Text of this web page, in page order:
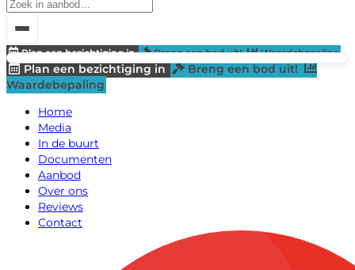
Plan een bezichtiging in Breng een bod uit! Waardebepaling
Plan een bezichtiging in
Breng een bod uit!
Waardebepaling
Home
Media
In de buurt
Documenten
Aanbod
Over ons
Reviews
Contact